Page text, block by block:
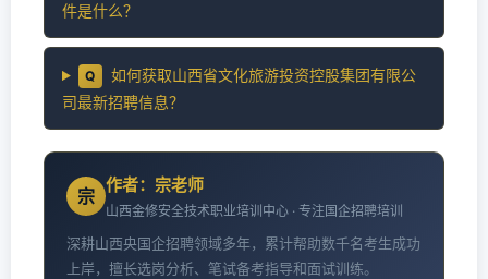
件是什么？
Q
如何获取山西省文化旅游投资控股集团有限公
司最新招聘信息？
宗
作者：宗老师
山西金修安全技术职业培训中心 · 专注国企招聘培训
深耕山西央国企招聘领域多年，累计帮助数千名考生成功
上岸，擅长选岗分析、笔试备考指导和面试训练。